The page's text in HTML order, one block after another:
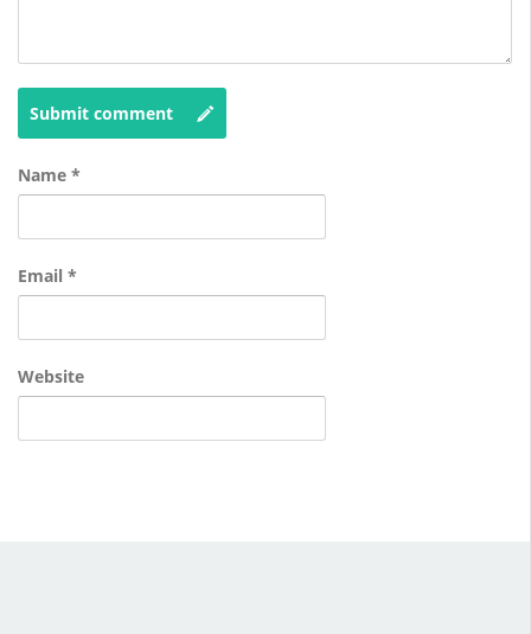
Submit comment
Name *
Email *
Website